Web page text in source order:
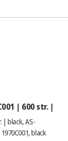
| 600 str. |
| black, AS-
black